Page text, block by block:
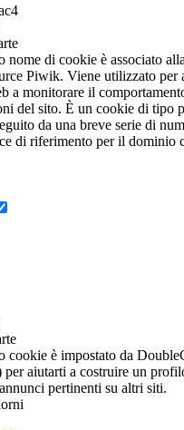
nome di cookie è associato
Piwik. Viene utilizzato per
a monitorare il
del sito. È un cookie di tipo
da una breve serie di
di riferimento per il dominio
cookie è impostato da
aiutarti a costruire un
pertinenti su altri siti.